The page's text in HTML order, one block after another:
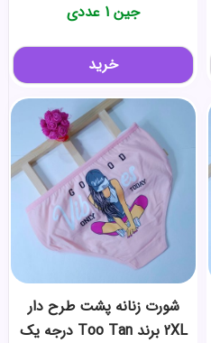
جین 1 عددی
خرید
شورت زنانه پشت طرح دار
2XL برند Too Tan درجه یک